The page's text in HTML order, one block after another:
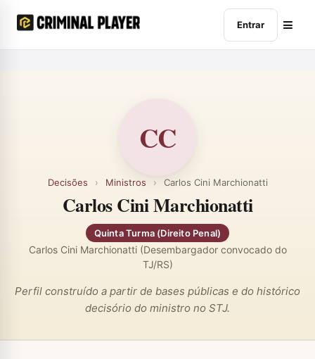
Entrar
CC
Decisões › Ministros › Carlos Cini Marchionatti
Carlos Cini Marchionatti
Quinta Turma (Direito Penal)
Carlos Cini Marchionatti (Desembargador convocado do
TJ/RS)
Perfil construído a partir de bases públicas e do histórico
decisório do ministro no STJ.